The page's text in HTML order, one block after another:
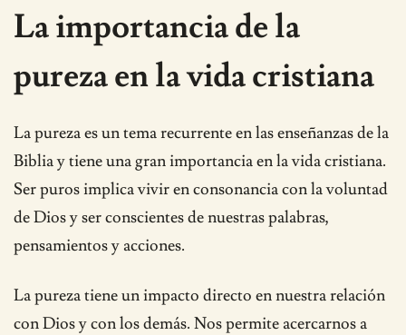
La importancia de la
pureza en la vida cristiana
La pureza es un tema recurrente en las enseñanzas de la
Biblia y tiene una gran importancia en la vida cristiana.
Ser puros implica vivir en consonancia con la voluntad
de Dios y ser conscientes de nuestras palabras,
pensamientos y acciones.
La pureza tiene un impacto directo en nuestra relación
con Dios y con los demás. Nos permite acercarnos a